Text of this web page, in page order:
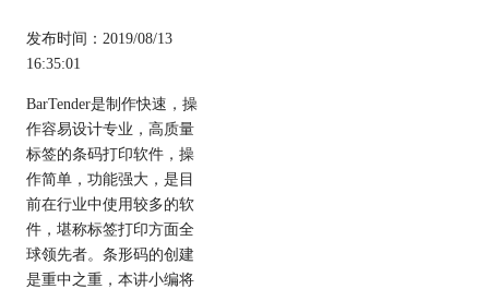
发布时间：2019/08/13
16:35:01
BarTender是制作快速，操
作容易设计专业，高质量
标签的条码打印软件，操
作简单，功能强大，是目
前在行业中使用较多的软
件，堪称标签打印方面全
球领先者。条形码的创建
是重中之重，本讲小编将